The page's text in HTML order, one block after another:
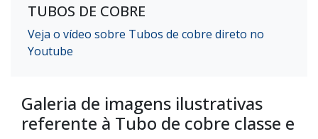
TUBOS DE COBRE
Veja o vídeo sobre Tubos de cobre direto no
Youtube
Galeria de imagens ilustrativas
referente à Tubo de cobre classe e